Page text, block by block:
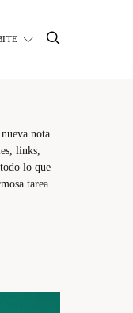
nota
links,
lo que
tarea